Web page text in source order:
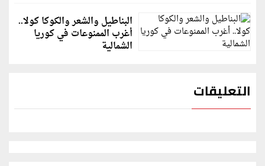
البناطيل والشعر والكوكا كولا..
أغرب الممنوعات في كوريا
الشمالية
التعليقات